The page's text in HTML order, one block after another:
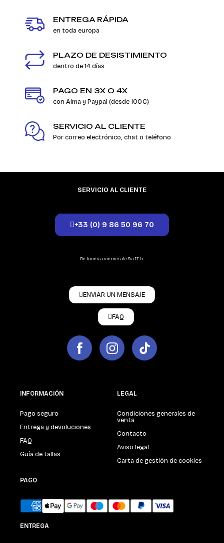
ENTREGA RÁPIDA
en toda europa
PLAZO DE DESISTIMIENTO
dentro de 14 días
PAGO EN 3X O 4X
con Alma y Paypal (desde 100€)
SERVICIO AL CLIENTE
Por correo electrónico, chat o teléfono
SERVICIO AL CLIENTE
+33 (0) 9 86 50 96 70
De lunes a viernes de 9 a 17 h.
ENVIAR UN MENSAJE
FAQ
INFORMACIÓN
Pago seguro
Entrega y devoluciones
FAQ
Guía de tallas
LEGAL
Condiciones generales de
venta
Contacto
Aviso legal
Carta de gestión de cookies
PAGO
ENTREGA